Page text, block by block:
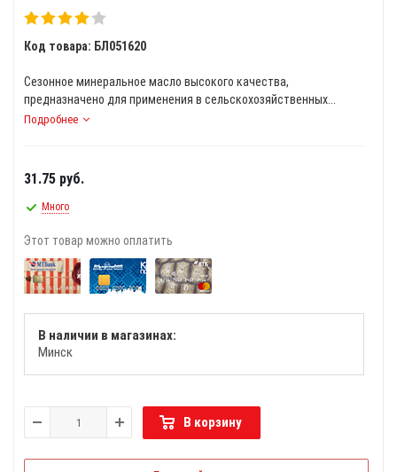
Код товара: БЛ051620
Сезонное минеральное масло высокого качества,
предназначено для применения в сельскохозяйственных...
Подробнее
31.75 руб.
Много
Этот товар можно оплатить
В наличии в магазинах:
Минск
В корзину